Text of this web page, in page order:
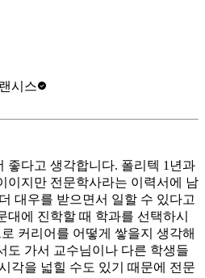
시스
좋다고 생각합니다. 폴리텍 1년과
이지만 전문학사라는 이력서에 남
대우를 받으면서 일할 수 있다고
대에 진학할 때 학과를 선택하시
커리어를 어떻게 쌓을지 생각해
도 가서 교수님이나 다른 학생들
각을 넓힐 수도 있기 때문에 전문